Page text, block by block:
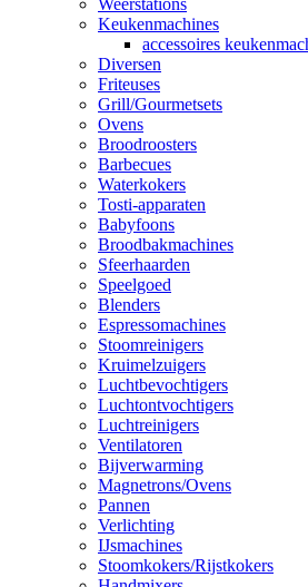
Weerstations
Keukenmachines
accessoires
Diversen
Friteuses
Grill/Gourmetsets
Ovens
Broodroosters
Barbecues
Waterkokers
Tosti-apparaten
Babyfoons
Broodbakmachines
Sfeerhaarden
Speelgoed
Blenders
Espressomachines
Stoomreinigers
Kruimelzuigers
Luchtbevochtigers
Luchtontvochtigers
Luchtreinigers
Ventilatoren
Bijverwarming
Magnetrons/Ovens
Pannen
Verlichting
IJsmachines
Stoomkokers/Rijstkokers